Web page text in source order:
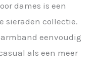
dames is een
sieraden collectie.
eenvoudig
als een meer